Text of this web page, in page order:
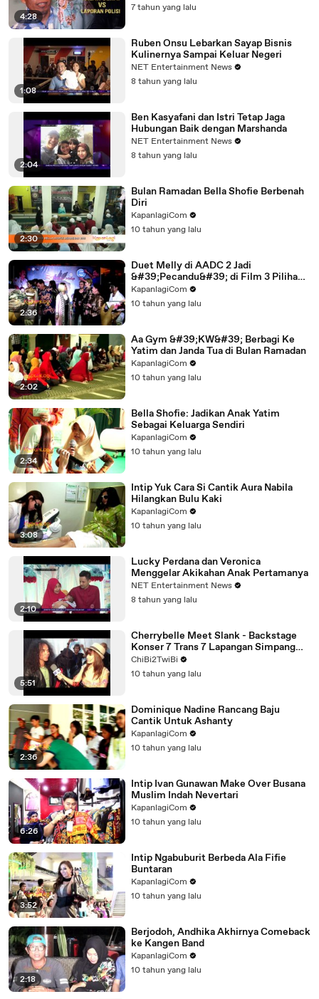
4:28
7 tahun yang lalu
1:08
Ruben Onsu Lebarkan Sayap Bisnis
Kulinernya Sampai Keluar Negeri
NET Entertainment News
8 tahun yang lalu
2:04
Ben Kasyafani dan Istri Tetap Jaga
Hubungan Baik dengan Marshanda
NET Entertainment News
8 tahun yang lalu
2:30
Bulan Ramadan Bella Shofie Berbenah
Diri
KapanlagiCom
10 tahun yang lalu
2:36
Duet Melly di AADC 2 Jadi
&#39;Pecandu&#39; di Film 3 Pilihan
Hidup
KapanlagiCom
10 tahun yang lalu
2:02
Aa Gym &#39;KW&#39; Berbagi Ke
Yatim dan Janda Tua di Bulan Ramadan
KapanlagiCom
10 tahun yang lalu
2:34
Bella Shofie: Jadikan Anak Yatim
Sebagai Keluarga Sendiri
KapanlagiCom
10 tahun yang lalu
3:08
Intip Yuk Cara Si Cantik Aura Nabila
Hilangkan Bulu Kaki
KapanlagiCom
10 tahun yang lalu
2:10
Lucky Perdana dan Veronica
Menggelar Akikahan Anak Pertamanya
NET Entertainment News
8 tahun yang lalu
5:51
Cherrybelle Meet Slank - Backstage
Konser 7 Trans 7 Lapangan Simpang
Lima Semarang
ChiBi2TwiBi
10 tahun yang lalu
2:36
Dominique Nadine Rancang Baju
Cantik Untuk Ashanty
KapanlagiCom
10 tahun yang lalu
6:26
Intip Ivan Gunawan Make Over Busana
Muslim Indah Nevertari
KapanlagiCom
10 tahun yang lalu
3:52
Intip Ngabuburit Berbeda Ala Fifie
Buntaran
KapanlagiCom
10 tahun yang lalu
2:18
Berjodoh, Andhika Akhirnya Comeback
ke Kangen Band
KapanlagiCom
10 tahun yang lalu